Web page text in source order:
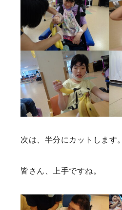
次は、半分にカットします。
皆さん、上手ですね。